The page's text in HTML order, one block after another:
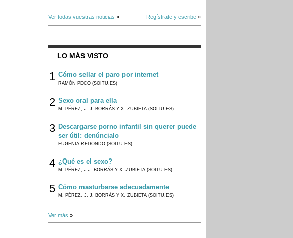
Ver todas vuestras noticias » Regístrate y escribe »
LO MÁS VISTO
1 Cómo sellar el paro por internet
RAMÓN PECO (SOITU.ES)
2 Sexo oral para ella
M. PÉREZ, J. J. BORRÁS Y X. ZUBIETA (SOITU.ES)
3 Descargarse porno infantil sin querer puede
ser útil: denúncialo
EUGENIA REDONDO (SOITU.ES)
4 ¿Qué es el sexo?
M. PÉREZ, J.J. BORRÁS Y X. ZUBIETA (SOITU.ES)
5 Cómo masturbarse adecuadamente
M. PÉREZ, J. J. BORRÁS Y X. ZUBIETA (SOITU.ES)
Ver más »